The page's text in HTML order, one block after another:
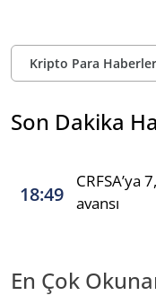
Kripto Para
Son Dakika
18:49
CRFSA’ya
avansı
En Çok